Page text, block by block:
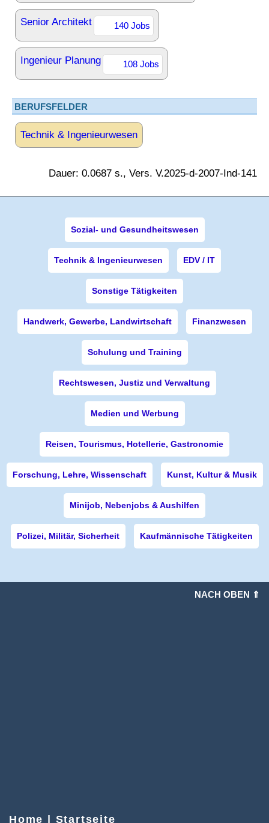
Senior Architekt 140 Jobs
Ingenieur Planung 108 Jobs
BERUFSFELDER
Technik & Ingenieurwesen
Dauer: 0.0687 s., Vers. V.2025-d-2007-Ind-141
Sozial- und Gesundheitswesen
Technik & Ingenieurwesen EDV / IT
Sonstige Tätigkeiten
Handwerk, Gewerbe, Landwirtschaft Finanzwesen
Schulung und Training
Rechtswesen, Justiz und Verwaltung
Medien und Werbung
Reisen, Tourismus, Hotellerie, Gastronomie
Forschung, Lehre, Wissenschaft Kunst, Kultur & Musik
Minijob, Nebenjobs & Aushilfen
Polizei, Militär, Sicherheit Kaufmännische Tätigkeiten
NACH OBEN ⇑
Home | Startseite